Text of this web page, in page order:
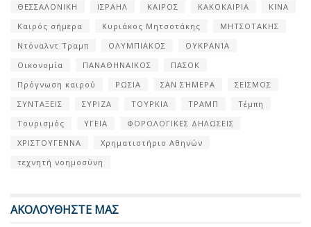
ΘΕΣΣΑΛΟΝΙΚΗ
ΙΣΡΑΗΛ ΚΑΙΡΟΣ ΚΑΚΟΚΑΙΡΙΑ
ΚΙΝΑ
Καιρός σήμερα
Κυριάκος Μητσοτάκης
ΜΗΤΣΟΤΑΚΗΣ
Ντόναλντ Τραμπ
ΟΛΥΜΠΙΑΚΟΣ
ΟΥΚΡΑΝΊΑ
Οικονομία
ΠΑΝΑΘΗΝΑΙΚΟΣ
ΠΑΣΟΚ
Πρόγνωση καιρού
ΡΩΣΙΑ ΣΑΝ ΣΉΜΕΡΑ
ΣΕΙΣΜΟΣ
ΣΥΝΤΑΞΕΙΣ
ΣΥΡΙΖΑ ΤΟΥΡΚΙΑ ΤΡΑΜΠ
Τέμπη
Τουρισμός
ΥΓΕΙΑ
ΦΟΡΟΛΟΓΙΚΕΣ ΔΗΛΩΣΕΙΣ
ΧΡΙΣΤΟΥΓΕΝΝΑ
Χρηματιστήριο Αθηνών
τεχνητή νοημοσύνη
ΑΚΟΛΟΥΘΗΣΤΕ ΜΑΣ